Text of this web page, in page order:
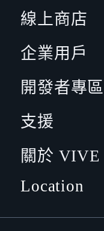
線上商店
企業用戶
開發者專區
支援
關於 VIVE
Location